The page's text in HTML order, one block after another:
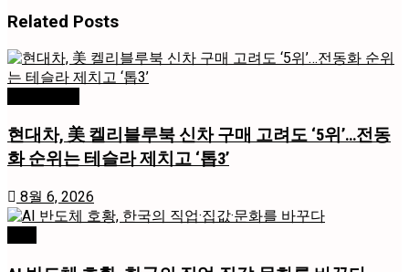
Related Posts
현대차, 美 켈리블루북 신차 구매 고려도 ‘5위’…전동
화 순위는 테슬라 제치고 ‘톱3’
8월 6, 2026